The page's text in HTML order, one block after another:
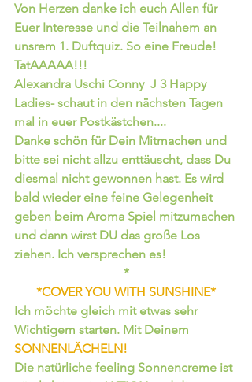
Von Herzen danke ich euch Allen für
Euer Interesse und die Teilnahem an
unsrem 1. Duftquiz. So eine Freude!
TatAAAAA!!!
Alexandra Uschi Conny  J 3 Happy
Ladies- schaut in den nächsten Tagen
mal in euer Postkästchen....
Danke schön für Dein Mitmachen und
bitte sei nicht allzu enttäuscht, dass Du
diesmal nicht gewonnen hast. Es wird
bald wieder eine feine Gelegenheit
geben beim Aroma Spiel mitzumachen
und dann wirst DU das große Los
ziehen. Ich versprechen es!
*
*COVER YOU WITH SUNSHINE*
Ich möchte gleich mit etwas sehr
Wichtigem starten. Mit Deinem
SONNENLÄCHELN!
Die natürliche feeling Sonnencreme ist